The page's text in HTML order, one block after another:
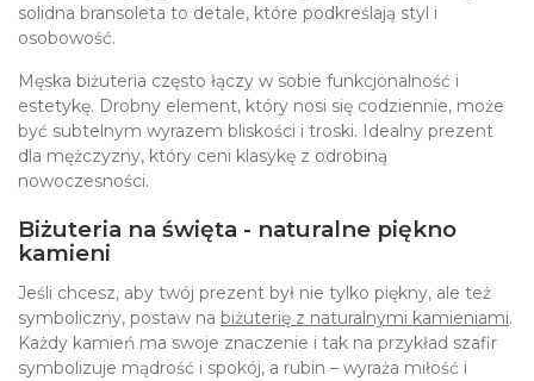
solidna bransoleta to detale, które podkreślają styl i
osobowość.
Męska biżuteria często łączy w sobie funkcjonalność i
estetykę. Drobny element, który nosi się codziennie, może
być subtelnym wyrazem bliskości i troski. Idealny prezent
dla mężczyzny, który ceni klasykę z odrobiną
nowoczesności.
Biżuteria na święta - naturalne piękno
kamieni
Jeśli chcesz, aby twój prezent był nie tylko piękny, ale też
symboliczny, postaw na biżuterię z naturalnymi kamieniami.
Każdy kamień ma swoje znaczenie i tak na przykład szafir
symbolizuje mądrość i spokój, a rubin – wyraża miłość i